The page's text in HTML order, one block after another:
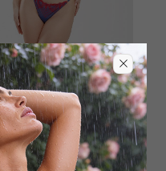
Трусы стринг
8 000₽ 4 950₽
Выбрать размер